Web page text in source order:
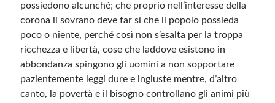
possiedono alcunché; che proprio nell’interesse della
corona il sovrano deve far sì che il popolo possieda
poco o niente, perché così non s’esalta per la troppa
ricchezza e libertà, cose che laddove esistono in
abbondanza spingono gli uomini a non sopportare
pazientemente leggi dure e ingiuste mentre, d’altro
canto, la povertà e il bisogno controllano gli animi più